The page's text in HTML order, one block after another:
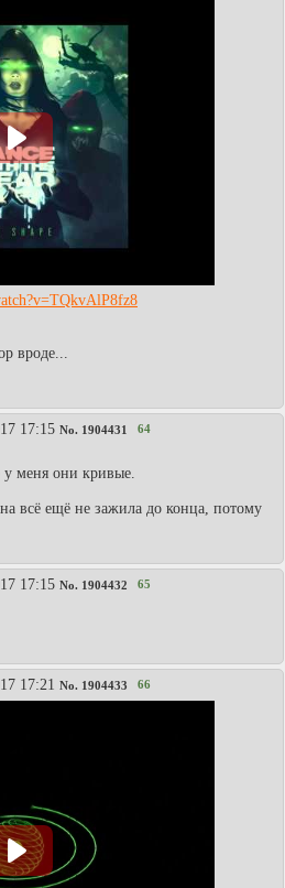
вроде...
17:15 No. 1904431 64
у меня они кривые.
всё ещё не зажила до конца, потому
17:15 No. 1904432 65
17:21 No. 1904433 66